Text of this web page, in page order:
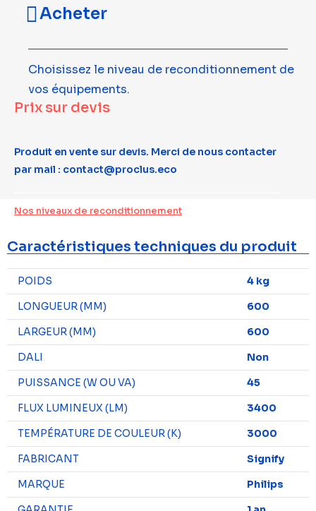
Acheter
Choisissez le niveau de reconditionnement de
vos équipements.
Prix sur devis
Produit en vente sur devis. Merci de nous contacter
par mail : contact@proclus.eco
Nos niveaux de reconditionnement
Caractéristiques techniques du produit
POIDS
4 kg
LONGUEUR (MM)
600
LARGEUR (MM)
600
DALI
Non
PUISSANCE (W OU VA)
45
FLUX LUMINEUX (LM)
3400
TEMPÉRATURE DE COULEUR (K)
3000
FABRICANT
Signify
MARQUE
Philips